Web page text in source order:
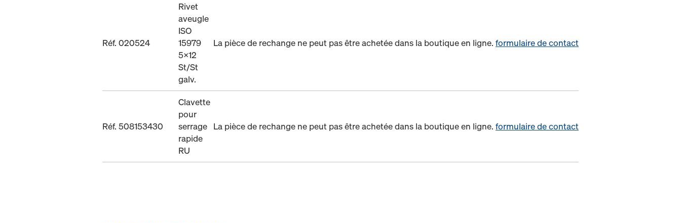
Réf. 020524
Rivet
aveugle
ISO
15979
5x12
St/St
galv.
La pièce de rechange ne peut pas être achetée dans la boutique en ligne. formulaire de contact
Réf. 508153430
Clavette
pour
serrage
rapide
RU
La pièce de rechange ne peut pas être achetée dans la boutique en ligne. formulaire de contact